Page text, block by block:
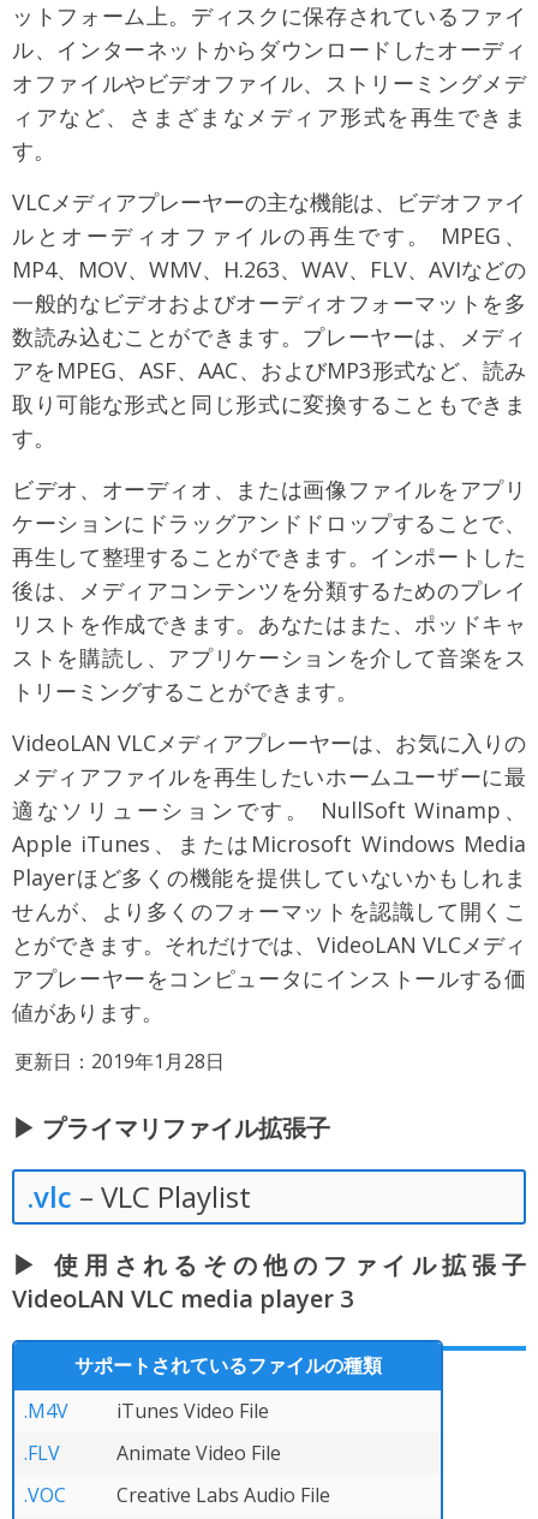
ットフォーム上。ディスクに保存されているファイ
ル、インターネットからダウンロードしたオーディ
オファイルやビデオファイル、ストリーミングメデ
ィアなど、さまざまなメディア形式を再生できま
す。
VLCメディアプレーヤーの主な機能は、ビデオファイ
ルとオーディオファイルの再生です。 MPEG、
MP4、MOV、WMV、H.263、WAV、FLV、AVIなどの
一般的なビデオおよびオーディオフォーマットを多
数読み込むことができます。プレーヤーは、メディ
アをMPEG、ASF、AAC、およびMP3形式など、読み
取り可能な形式と同じ形式に変換することもできま
す。
ビデオ、オーディオ、または画像ファイルをアプリ
ケーションにドラッグアンドドロップすることで、
再生して整理することができます。インポートした
後は、メディアコンテンツを分類するためのプレイ
リストを作成できます。あなたはまた、ポッドキャ
ストを購読し、アプリケーションを介して音楽をス
トリーミングすることができます。
VideoLAN VLCメディアプレーヤーは、お気に入りの
メディアファイルを再生したいホームユーザーに最
適なソリューションです。 NullSoft Winamp、
Apple iTunes、またはMicrosoft Windows Media
Playerほど多くの機能を提供していないかもしれま
せんが、より多くのフォーマットを認識して開くこ
とができます。それだけでは、VideoLAN VLCメディ
アプレーヤーをコンピュータにインストールする価
値があります。
更新日：2019年1月28日
▶ プライマリファイル拡張子
.vlc – VLC Playlist
▶ 使用されるその他のファイル拡張子
VideoLAN VLC media player 3
サポートされているファイルの種類
.M4V
iTunes Video File
.FLV
Animate Video File
.VOC
Creative Labs Audio File